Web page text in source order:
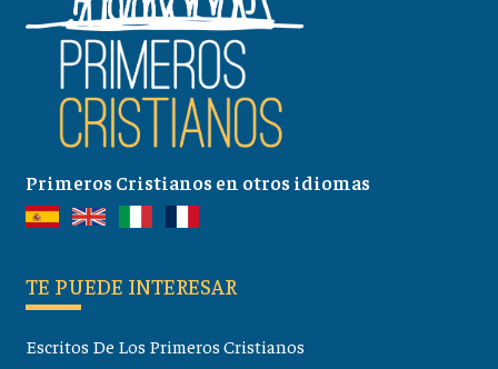
Primeros Cristianos en otros idiomas
TE PUEDE INTERESAR
Escritos De Los Primeros Cristianos